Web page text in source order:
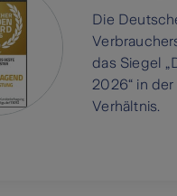
Die
das Siegel
2026“ in
Verhältnis.